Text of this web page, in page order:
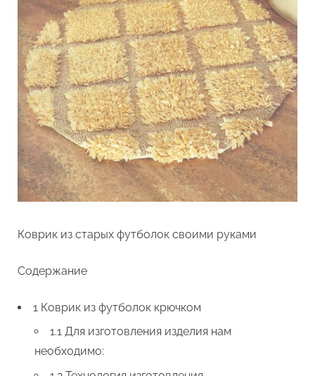
Коврик из старых футболок своими руками
Содержание
1 Коврик из футболок крючком
1.1 Для изготовления изделия нам
необходимо: